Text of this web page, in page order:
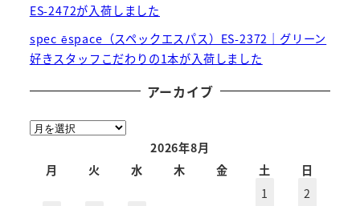
ES-2472が入荷しました
spec ēspace（スペックエスパス）ES-2372｜グリーン
好きスタッフこだわりの1本が入荷しました
アーカイブ
ア
2026年8月
月
火 水 木 金 土
日
1
2